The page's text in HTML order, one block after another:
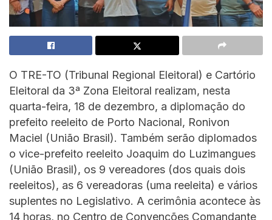
O TRE-TO (Tribunal Regional Eleitoral) e Cartório
Eleitoral da 3ª Zona Eleitoral realizam, nesta
quarta-feira, 18 de dezembro, a diplomação do
prefeito reeleito de Porto Nacional, Ronivon
Maciel (União Brasil). Também serão diplomados
o vice-prefeito reeleito Joaquim do Luzimangues
(União Brasil), os 9 vereadores (dos quais dois
reeleitos), as 6 vereadoras (uma reeleita) e vários
suplentes no Legislativo. A cerimônia acontece às
14 horas, no Centro de Convenções Comandante